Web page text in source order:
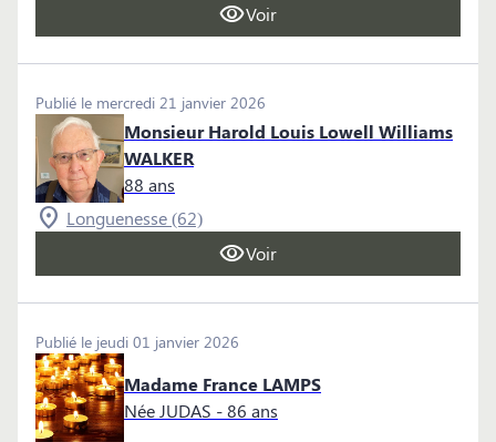
Voir
Publié le mercredi 21 janvier 2026
Monsieur Harold Louis Lowell Williams
WALKER
88 ans
Longuenesse (62)
Voir
Publié le jeudi 01 janvier 2026
Madame France LAMPS
Née JUDAS - 86 ans